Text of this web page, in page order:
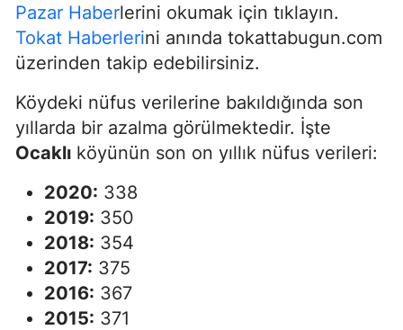
Pazar Haberlerini okumak için tıklayın.
Tokat Haberlerini anında tokattabugun.com
üzerinden takip edebilirsiniz.
Köydeki nüfus verilerine bakıldığında son
yıllarda bir azalma görülmektedir. İşte
Ocaklı köyünün son on yıllık nüfus verileri:
2020: 338
2019: 350
2018: 354
2017: 375
2016: 367
2015: 371